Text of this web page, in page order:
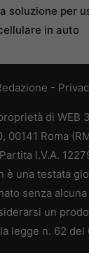
soluzione per
in auto
-
di WEB
00141 Roma
Partita I.V.A.
è una testata
senza
un
legge n. 62 del